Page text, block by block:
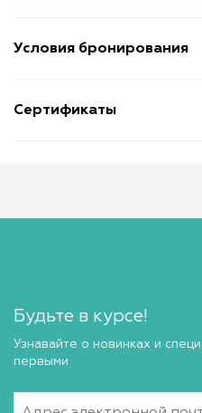
Условия бронирования
Сертификаты
Будьте в курсе!
Узнавайте о новинках и
первыми